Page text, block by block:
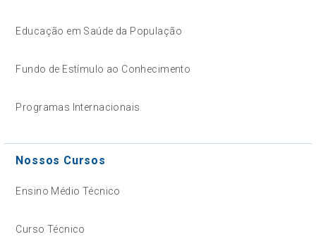
Educação em Saúde da População
Fundo de Estímulo ao Conhecimento
Programas Internacionais
Nossos Cursos
Ensino Médio Técnico
Curso Técnico